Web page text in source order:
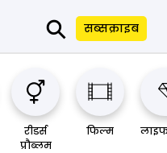
⚲ सब्सक्राइब
रीडर्स
प्रौब्लम
फिल्म